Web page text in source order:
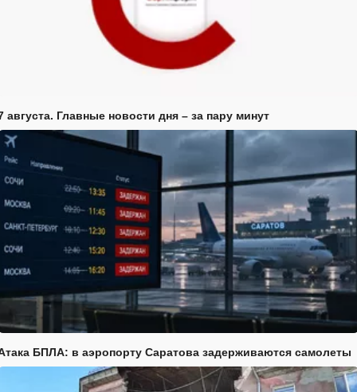
августа. Главные новости дня – за пару минут
БПЛА: в аэропорту Саратова задерживаются самолеты